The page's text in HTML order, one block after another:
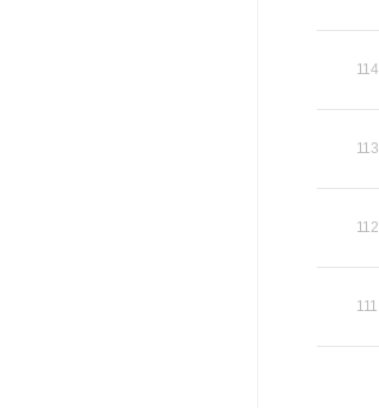
114
113
112
111